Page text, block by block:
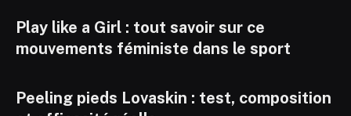
Play like a Girl : tout savoir sur ce
mouvements féministe dans le sport
Peeling pieds Lovaskin : test, composition